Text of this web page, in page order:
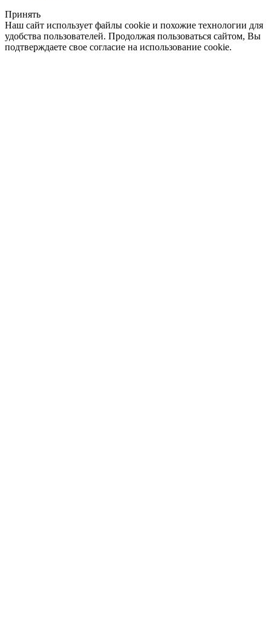
Принять
Наш сайт использует файлы cookie и похожие технологии для
удобства пользователей. Продолжая пользоваться сайтом, Вы
подтверждаете свое согласие на использование cookie.